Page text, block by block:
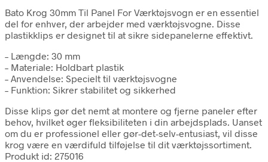
Bato Krog 30mm Til Panel For Værktøjsvogn er en essentiel
del for enhver, der arbejder med værktøjsvogne. Disse
plastikklips er designet til at sikre sidepanelerne effektivt.
– Længde: 30 mm
– Materiale: Holdbart plastik
– Anvendelse: Specielt til værktøjsvogne
– Funktion: Sikrer stabilitet og sikkerhed
Disse klips gør det nemt at montere og fjerne paneler efter
behov, hvilket øger fleksibiliteten i din arbejdsplads. Uanset
om du er professionel eller gør-det-selv-entusiast, vil disse
krog være en værdifuld tilføjelse til dit værktøjssortiment.
Produkt id: 275016